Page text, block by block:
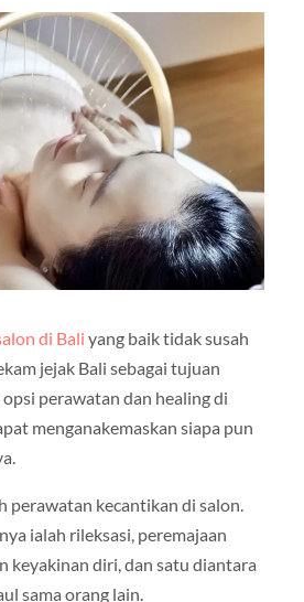
di Bali yang baik tidak susah
jejak Bali sebagai tujuan
perawatan dan healing di
menganakemaskan siapa pun
perawatan kecantikan di salon.
ialah rileksasi, peremajaan
keyakinan diri, dan satu diantara
sama orang lain.